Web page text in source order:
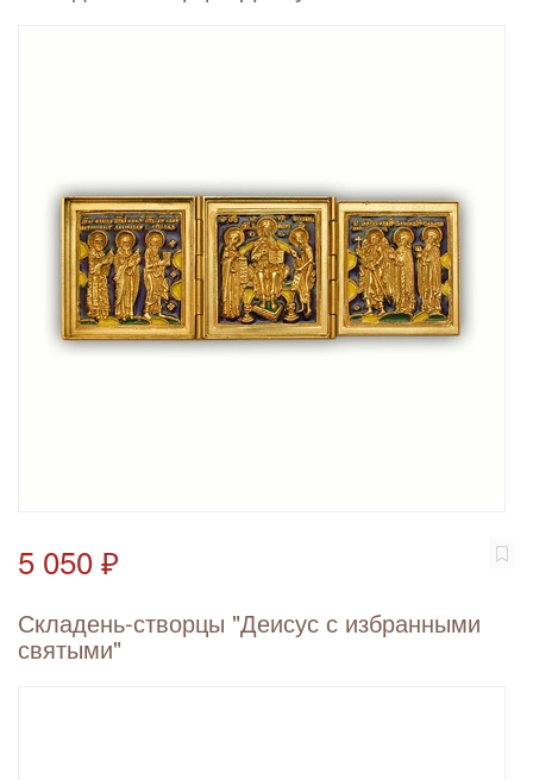
5 050 ₽
Складень-створцы "Деисус с избранными
святыми"